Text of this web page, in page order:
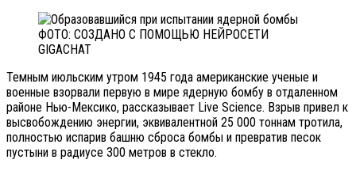
ФОТО: СОЗДАНО С ПОМОЩЬЮ НЕЙРОСЕТИ
GIGACHAT
Темным июльским утром 1945 года американские ученые и
военные взорвали первую в мире ядерную бомбу в отдаленном
районе Нью-Мексико, рассказывает Live Science. Взрыв привел к
высвобождению энергии, эквивалентной 25 000 тоннам тротила,
полностью испарив башню сброса бомбы и превратив песок
пустыни в радиусе 300 метров в стекло.